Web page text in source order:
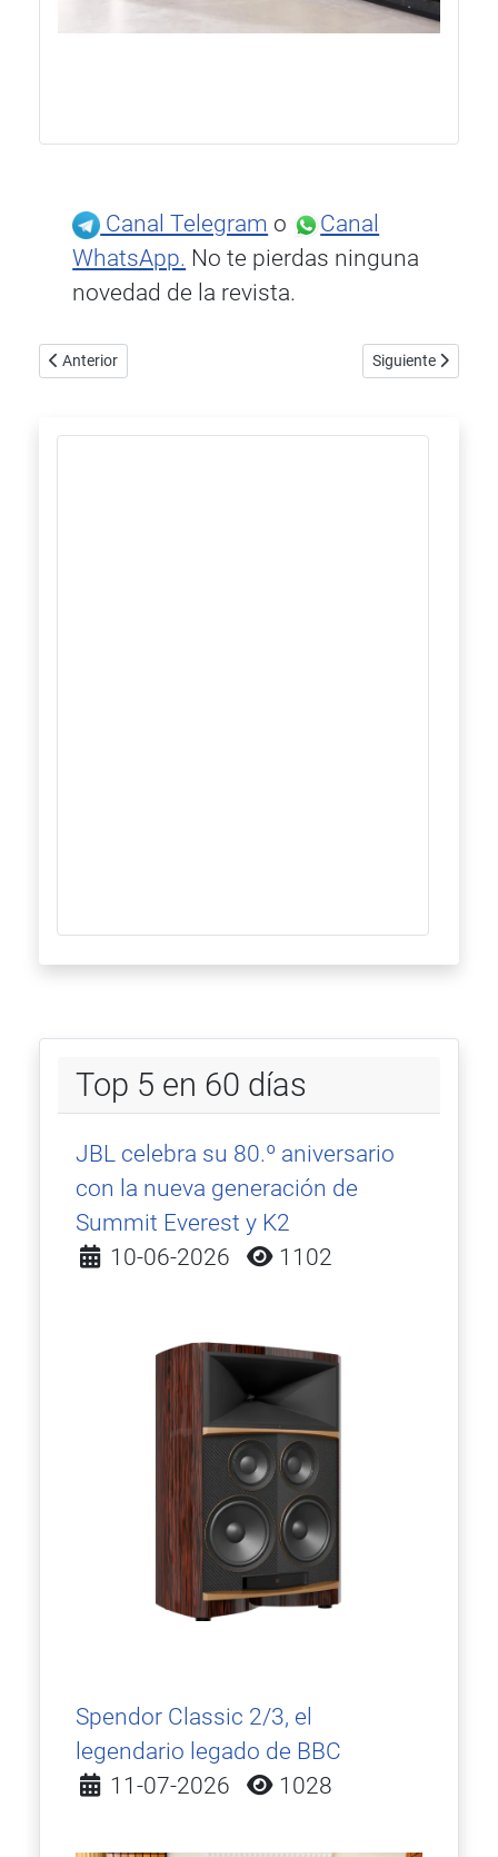
Canal Telegram o
Canal
WhatsApp. No te pierdas ninguna
novedad de la revista.
Artículo anterior: El nuevo Vertere DG X: una evolución
Anterior Artículo siguiente:
Siguiente
Top 5 en 60 días
JBL celebra su 80.º aniversario
con la nueva generación de
Summit Everest y K2
Detalles
10-06-2026 1102
Spendor Classic 2/3, el
legendario legado de BBC
Detalles
11-07-2026 1028